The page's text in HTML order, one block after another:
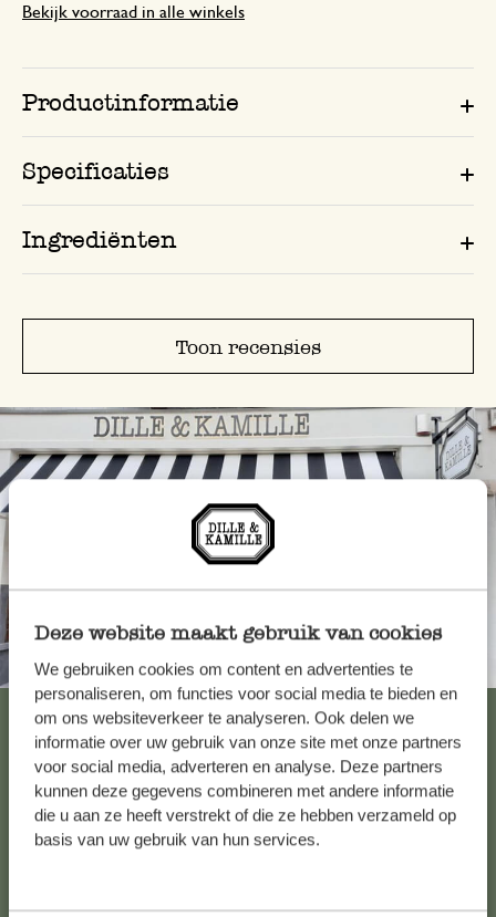
Deze website maakt gebruik van cookies
We gebruiken cookies om content en advertenties te
personaliseren, om functies voor social media te bieden en
om ons websiteverkeer te analyseren. Ook delen we
informatie over uw gebruik van onze site met onze partners
voor social media, adverteren en analyse. Deze partners
kunnen deze gegevens combineren met andere informatie
die u aan ze heeft verstrekt of die ze hebben verzameld op
basis van uw gebruik van hun services.
Bekijk voorraad in alle winkels
Productinformatie
Specificaties
Ingrediënten
Toon recensies
Altijd in de buurt
Bekijk alle 62 winkels
Klantenservice